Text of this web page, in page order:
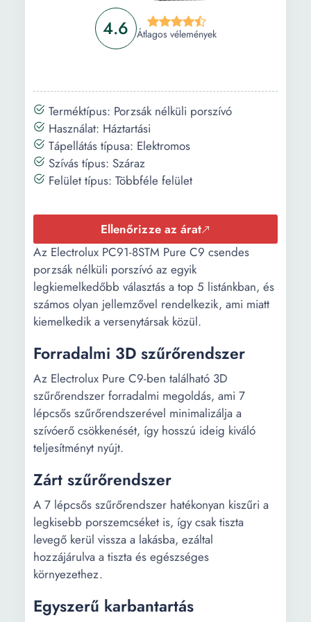
4.6 Átlagos vélemények
Terméktípus: Porzsák nélküli porszívó
Használat: Háztartási
Tápellátás típusa: Elektromos
Szívás típus: Száraz
Felület típus: Többféle felület
Ellenőrizze az árat
Az Electrolux PC91-8STM Pure C9 csendes
porzsák nélküli porszívó az egyik
legkiemelkedőbb választás a top 5 listánkban, és
számos olyan jellemzővel rendelkezik, ami miatt
kiemelkedik a versenytársak közül.
Forradalmi 3D szűrőrendszer
Az Electrolux Pure C9-ben található 3D
szűrőrendszer forradalmi megoldás, ami 7
lépcsős szűrőrendszerével minimalizálja a
szívóerő csökkenését, így hosszú ideig kiváló
teljesítményt nyújt.
Zárt szűrőrendszer
A 7 lépcsős szűrőrendszer hatékonyan kiszűri a
legkisebb porszemcséket is, így csak tiszta
levegő kerül vissza a lakásba, ezáltal
hozzájárulva a tiszta és egészséges
környezethez.
Egyszerű karbantartás